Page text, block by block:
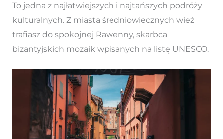
To jedna z najłatwiejszych i najtańszych podróży
kulturalnych. Z miasta średniowiecznych wież
trafiasz do spokojnej Rawenny, skarbca
bizantyjskich mozaik wpisanych na listę UNESCO.